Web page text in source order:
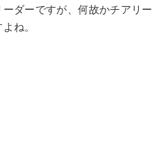
ダーですが、何故かチアリー
ね。